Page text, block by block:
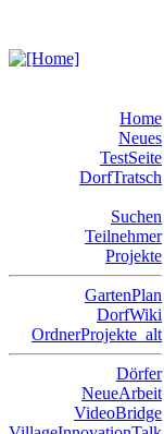
Home
Neues
TestSeite
DorfTratsch
Suchen
Teilnehmer
Projekte
GartenPlan
DorfWiki
OrdnerProjekte_alt
Dörfer
NeueArbeit
VideoBridge